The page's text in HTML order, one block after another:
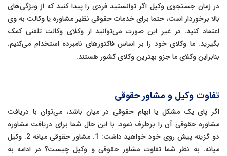
در زمان جستجوی وکیل اگر توانستید فردی را پیدا کنید که از ویژگی‌های
بالا برخوردار است، حتما برای خدمات حقوقی نظیر مشاوره یا وکالت به وی
اعتماد کنید. در غیر این صورت می‌توانید از وکلای وکالت تلفنی کمک
بگیرید. ما وکلای خود را بر اساس فاکتورهای نامبرده استخدام می‌کنیم.
بنابراین وکلای ما جزو بهترین وکلای کشور هستند.
تفاوت وکیل و مشاور حقوقی
اگر پای یک مشکل یا ابهام حقوقی در میان باشد، می‌توان با دریافت
مشاوره حقوقی آن را برطرف نمود. با این حال شما برای دریافت مشاوره
دو گزینه پیش روی خود خواهید داشت: 1. مشاور حقوقی میانه 2. وکیل
میانه. به نظر شما تفاوت مشاور حقوقی و وکیل چیست؟ در ادامه به